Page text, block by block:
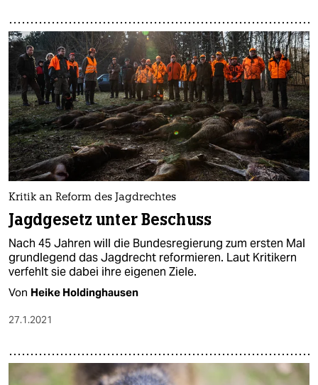
Kritik an Reform des Jagdrechtes
Jagdgesetz unter Beschuss
Nach 45 Jahren will die Bundesregierung zum ersten Mal
grundlegend das Jagdrecht reformieren. Laut Kritikern
verfehlt sie dabei ihre eigenen Ziele.
Von Heike Holdinghausen
27.1.2021